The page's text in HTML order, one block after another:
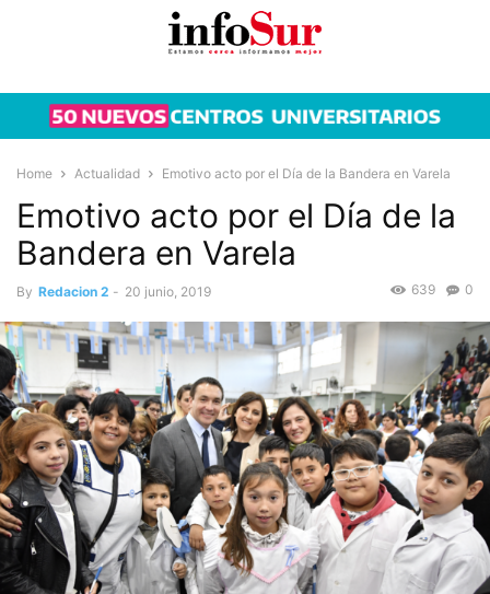
Home Actualidad Emotivo acto por el Día de la Bandera en Varela
Emotivo acto por el Día de la
Bandera en Varela
By Redacion 2 - 20 junio, 2019 0
639